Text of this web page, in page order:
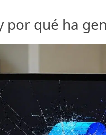
por qué ha